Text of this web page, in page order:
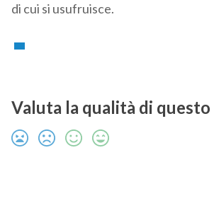
di cui si usufruisce.
Valuta la qualità di